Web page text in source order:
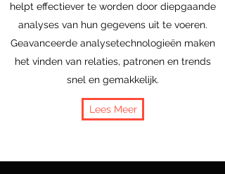
helpt effectiever te worden door diepgaande
analyses van hun gegevens uit te voeren.
Geavanceerde analysetechnologieën maken
het vinden van relaties, patronen en trends
snel en gemakkelijk.
Lees Meer